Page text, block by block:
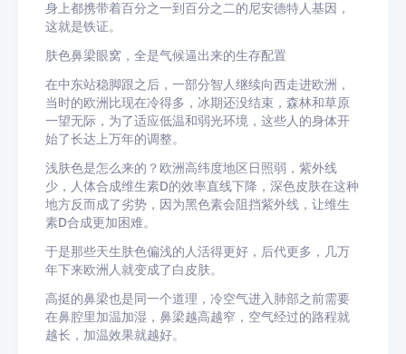
身上都携带着百分之一到百分之二的尼安德特人基因，
这就是铁证。
肤色鼻梁眼窝，全是气候逼出来的生存配置
在中东站稳脚跟之后，一部分智人继续向西走进欧洲，
当时的欧洲比现在冷得多，冰期还没结束，森林和草原
一望无际，为了适应低温和弱光环境，这些人的身体开
始了长达上万年的调整。
浅肤色是怎么来的？欧洲高纬度地区日照弱，紫外线
少，人体合成维生素D的效率直线下降，深色皮肤在这种
地方反而成了劣势，因为黑色素会阻挡紫外线，让维生
素D合成更加困难。
于是那些天生肤色偏浅的人活得更好，后代更多，几万
年下来欧洲人就变成了白皮肤。
高挺的鼻梁也是同一个道理，冷空气进入肺部之前需要
在鼻腔里加温加湿，鼻梁越高越窄，空气经过的路程就
越长，加温效果就越好。